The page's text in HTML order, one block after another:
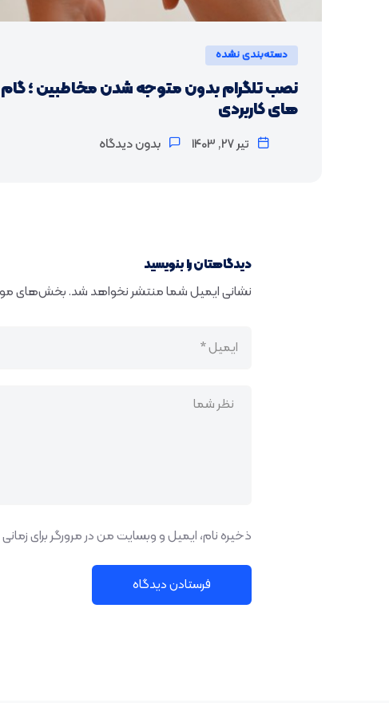
دسته‌بندی نشده
نصب تلگرام بدون متوجه شدن مخاطبین ؛ گام
های کاربردی
تیر 27, 1403 بدون دیدگاه
دیدگاهتان را بنویسید
نشانی ایمیل شما منتشر نخواهد شد. بخش‌های
ذخیره نام، ایمیل و وبسایت من در مرورگر برای